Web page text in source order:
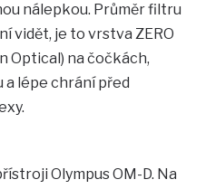
nálepkou. Průměr filtru
vidět, je to vrstva ZERO
Optical) na čočkách,
lépe chrání před
Olympus OM-D. Na